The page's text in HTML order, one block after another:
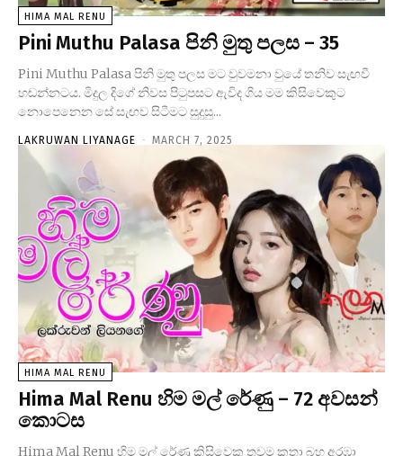
HIMA MAL RENU
Pini Muthu Palasa පිනි මුතු පලස – 35
Pini Muthu Palasa පිනි මුතු පලස මට වුවමනා වුයේ තනිව සැඟවී
හඬන්නටය. මිදුල දිගේ නිවස පිටුපසට ඇවිද ගිය මම කිසිවෙකුට
නොපෙනෙන සේ සැඟව සිටීමට සුදුසු...
LAKRUWAN LIYANAGE - MARCH 7, 2025
HIMA MAL RENU
Hima Mal Renu හිම මල් රේණු – 72 අවසන්
කොටස
Hima Mal Renu හිම මල් රේණු කිසිවෙකු තවම කතා බහ අරඹා